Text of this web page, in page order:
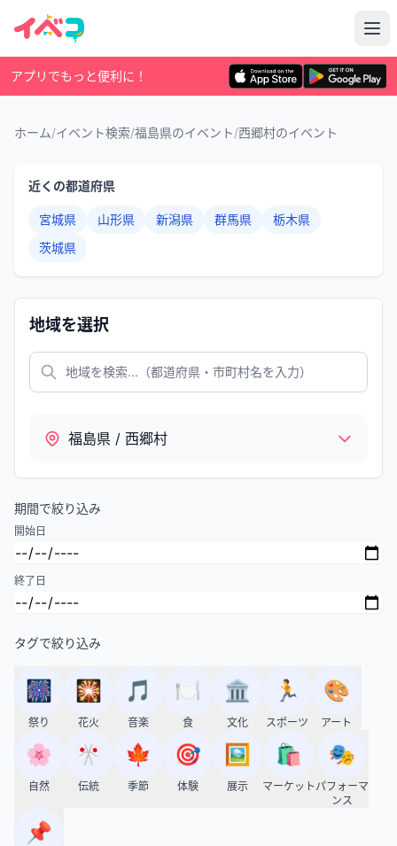
アプリでもっと便利に！
ホーム/イベント検索/福島県のイベント/西郷村のイベント
近くの都道府県
宮城県 山形県 新潟県 群馬県
栃木県
茨城県
地域を選択
福島県 / 西郷村
期間で絞り込み
開始日
終了日
タグで絞り込み
🎆
祭り
🎇
花火
🎵
音楽
🍽️
食
🏛️
文化
🏃
スポーツ
🎨
アート
🌸
自然
🎌
伝統
🍁
季節
🎯
体験
🖼️
展示
🛍️
マーケット
🎭
パフォーマ
ンス
📌